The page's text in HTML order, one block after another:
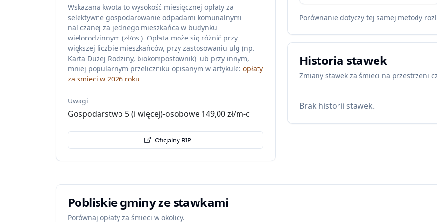
Wskazana kwota to wysokość miesięcznej opłaty za
selektywne gospodarowanie odpadami komunalnymi
naliczanej za jednego mieszkańca w budynku
wielorodzinnym (zł/os.). Opłata może się różnić przy
większej liczbie mieszkańców, przy zastosowaniu ulg (np.
Karta Dużej Rodziny, biokompostownik) lub przy innym,
mniej popularnym przeliczniku opisanym w artykule: opłaty
za śmieci w 2026 roku.
Uwagi
Gospodarstwo 5 (i więcej)-osobowe 149,00 zł/m-c
Oficjalny BIP
Porównanie dotyczy tej samej metody
Historia stawek
Zmiany stawek za śmieci na przestrzeni
Brak historii stawek.
Pobliskie gminy ze stawkami
Porównaj opłaty za śmieci w okolicy.